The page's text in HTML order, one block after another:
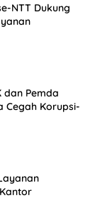
NTT Dukung
dan Pemda
Cegah Korupsi-